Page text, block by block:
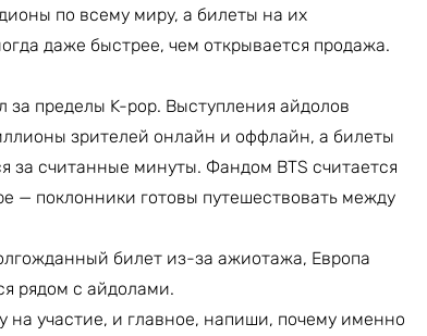
по всему миру, а билеты на их
даже быстрее, чем открывается продажа.
пределы K-pop. Выступления айдолов
зрителей онлайн и оффлайн, а билеты
за считанные минуты. Фандом BTS считается
— поклонники готовы путешествовать между
билет из-за ажиотажа, Европа
рядом с айдолами.
на участие, и главное, напиши, почему именно